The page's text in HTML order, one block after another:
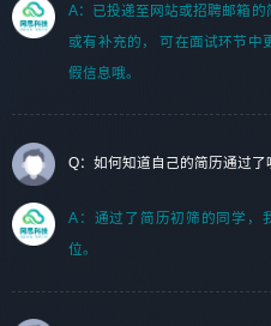
A：已投递至网站或招聘邮箱
或有补充的， 可在面试环节中
假信息哦。
Q：如何知道自己的简历通过了
A：通过了简历初筛的同学，
位。